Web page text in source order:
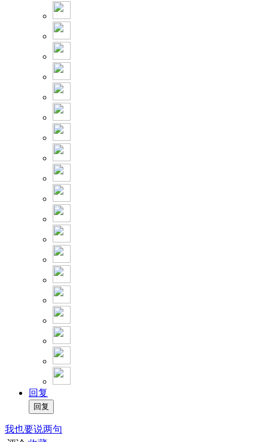
回复
我也要说两句